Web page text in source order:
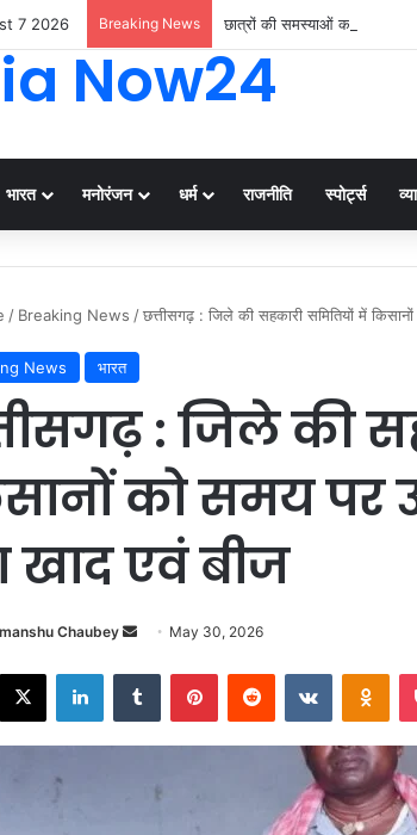
7 2026 Breaking News छात्रों की समस्याओं का समाधान
Now24
भारत मनोरंजन धर्म राजनीति स्पोर्ट्स
/ Breaking News /छत्तीसगढ़ : जिले की सहकारी समितियों में
News भारत
: जिले की
को समय पर
खाद एवं बीज
Chaubey May 30, 2026